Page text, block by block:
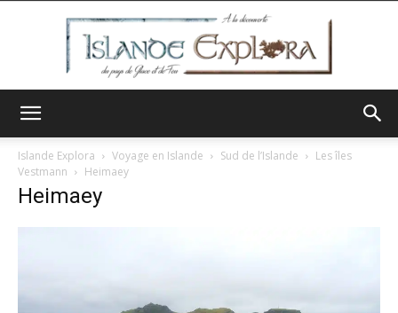
Islande Explora Voyage en Islande Sud de l’Islande
Les îles
Vestmann
Heimaey
Heimaey